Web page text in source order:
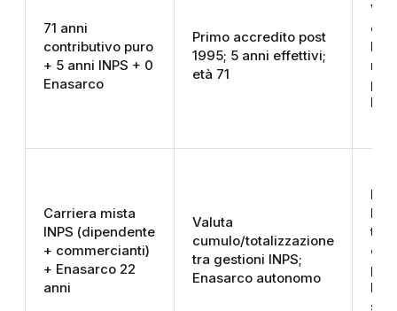
71 anni
contributivo puro
+ 5 anni INPS + 0
Enasarco
Primo accredito post
1995; 5 anni effettivi;
età 71
Carriera mista
INPS (dipendente
+ commercianti)
+ Enasarco 22
anni
Valuta
cumulo/totalizzazione
tra gestioni INPS;
Enasarco autonomo